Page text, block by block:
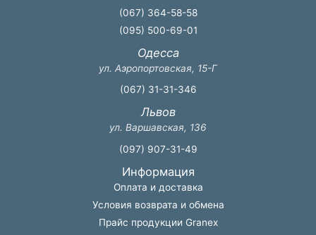
(067) 364-58-58
(095) 500-69-01
Одесса
ул. Аэропортовская, 15-Г
(067) 31-31-346
Львов
ул. Варшавская, 136
(097) 907-31-49
Информация
Оплата и доставка
Условия возврата и обмена
Прайс продукции Granex